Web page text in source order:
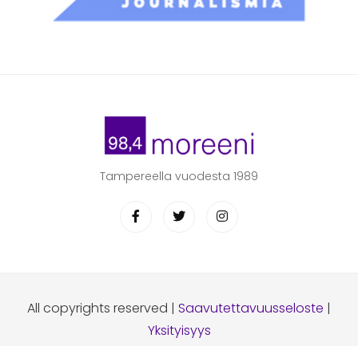
Tampereella vuodesta 1989
All copyrights reserved | Saavutettavuusseloste |
Yksityisyys